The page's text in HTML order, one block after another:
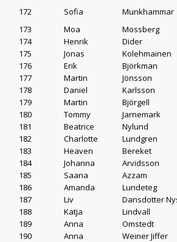
172
Sofia Munkhammar
173
Moa Mossberg
174
Henrik Dider
175
Jonas Kolehmainen
176
Erik Björkman
177
Martin Jönsson
178
Daniel Karlsson
179
Martin Björgell
180
Tommy Jarnemark
181
Beatrice Nylund
182
Charlotte Lundgren
183
Heaven Bereket
184
Johanna Arvidsson
185
Saana Azzam
186
Amanda Lundeteg
187
Liv Dansdotter
188
Katja Lindvall
189
Anna Omstedt
190
Anna Weiner Jiffer